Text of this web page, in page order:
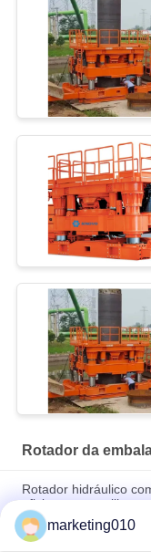
Rotador da
Rotador hidráulico
eficiente para pilhas
Rotador durável
marketing010